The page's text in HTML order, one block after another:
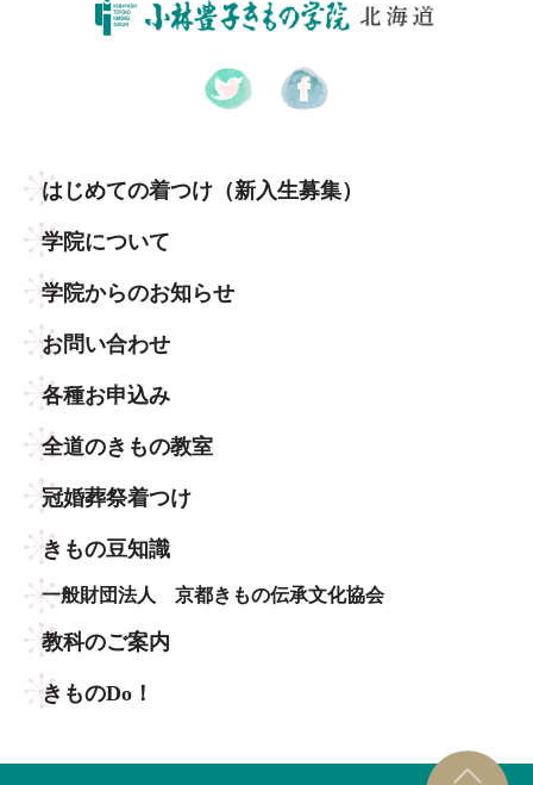
はじめての着つけ （新入生募集）
学院について
学院からのお知らせ
お問い合わせ
各種お申込み
全道のきもの教室
冠婚葬祭着つけ
きもの豆知識
一般財団法人 京都きもの伝承文化協会
教科のご案内
きものDo！